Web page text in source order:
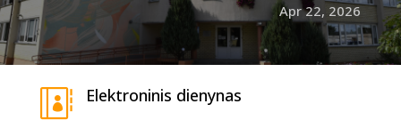
Apr 22, 2026
 Elektroninis dienynas